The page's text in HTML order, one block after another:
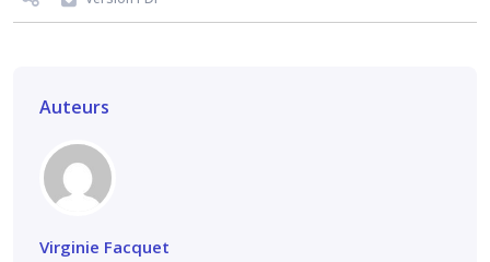
Auteurs
Virginie Facquet